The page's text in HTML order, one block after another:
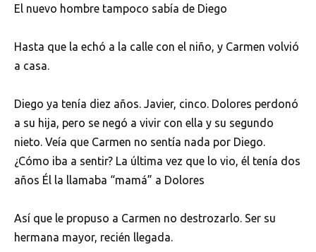
El nuevo hombre tampoco sabía de Diego
Hasta que la echó a la calle con el niño, y Carmen volvió
a casa.
Diego ya tenía diez años. Javier, cinco. Dolores perdonó
a su hija, pero se negó a vivir con ella y su segundo
nieto. Veía que Carmen no sentía nada por Diego.
¿Cómo iba a sentir? La última vez que lo vio, él tenía dos
años Él la llamaba “mamá” a Dolores
Así que le propuso a Carmen no destrozarlo. Ser su
hermana mayor, recién llegada.